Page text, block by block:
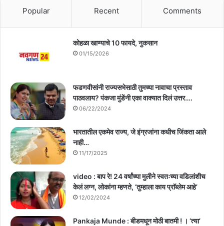
Popular Recent Comments
कोहळा खाण्याचे 10 फायदे, नुकसान
01/15/2026
फडणवीसांनी राज्यसभेसाठी तुमच्या नावाचा प्रस्ताव
पाठवलाय? पंकजा मुंडेंनी एका वाक्यात दिलं उत्तर….
06/22/2024
भारतातील एकमेव राज्य, जे इंग्रजांना कधीच जिंकता आले
नाही…
11/17/2025
video : बाप रे! 24 वर्षांच्या मुलीने स्वतःच्या वडिलांशीच
केलं लग्न, लोकांना म्हणते, ‘तुम्हाला काय प्राॅब्लेम आहे’
12/02/2024
Pankaja Munde : बीडमधून मोठी बातमी ! । ‘त्या’